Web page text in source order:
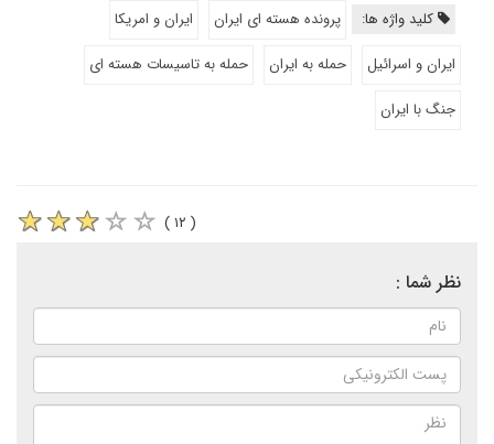
کلید واژه ها: پرونده هسته ای ایران
ایران و امریکا
ایران و اسرائیل
حمله به ایران
حمله به تاسیسات هسته ای
جنگ با ایران
( ۱۲ )
نظر شما :